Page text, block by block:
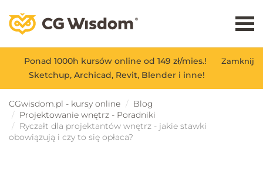
Zamknij
Ponad 1000h kursów online od 149 zł/mies.!
Sketchup, Archicad, Revit, Blender i inne!
CGwisdom.pl - kursy online
Blog
Projektowanie wnętrz - Poradniki
Ryczałt dla projektantów wnętrz - jakie stawki
obowiązują i czy to się opłaca?